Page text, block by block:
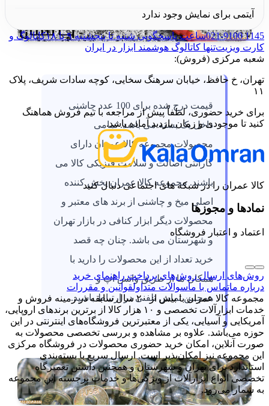
قیمت درج شده برای 100 عدد چاشنی
داخل یک بسته می باشد. تمامی
محصولات مجموعه کالا عمران دارای
گارانتی اصالت و سلامت فیزیکی کالا می
باشند. مجموعه کالا عمران پخش کننده
اصلی میخ و چاشنی از برند های معتبر و
محصولات دیگر ابزار کنافی در بازار تهران
و شهرستان می باشد. چنان چه قصد
خرید تعداد از این محصولات را دارید با
همکان ما از طریق واتس اپ و
همچنین تماس تلفنی در ارتباط باشید.
آیتمی برای نمایش وجود ندارد
021-9100 1145ساعت پاسخگویی شنبه تا پنجشنبه ۹ تا ۱۸
کاتالوگ و
کارت ویزیتتنها کاتالوگ هوشمند ابزار در ایران
شعبه مرکزی (فروش):
تهران، خ حافظ، خیابان سرهنگ سخایی، کوچه سادات شریف، پلاک
۱۱
برای خرید حضوری، لطفاً پیش از مراجعه با تیم فروش هماهنگ
کنید تا موجودی و زمان بازدید آماده باشد.
کالا عمران را در شبکه های اجتماعی دنبال کنید
نمادها و مجوزها
اعتماد و اعتبار فروشگاه
روش‌های ارسالروش‌های پرداخت راهنمای خرید
درباره ماتماس با ماسوالات متداولقوانین و مقررات
مجموعه کالا عمران با بیش از ۲۰ سال سابقه در زمینه فروش و
خدمات ابزارآلات تخصصی و ۱۰ هزار کالا از برترین برندهای اروپایی،
آمریکایی و آسیایی، یکی از معتبرترین فروشگاه‌های اینترنتی در این
حوزه می‌باشد. علاوه بر مشاهده و بررسی تخصصی محصولات به
صورت آنلاین، امکان خرید حضوری محصولات در فروشگاه مرکزی
این مجموعه نیز امکان‌پذیر است. ارسال سریع با بسته‌بندی
استاندارد برای تهران و شهرستان و همچنین داشتن تعمیرگاه
تخصصی انواع ابزارآلات از ویژگی‌ها و خدمات برجسته این مجموعه
به شمار می‌رود.